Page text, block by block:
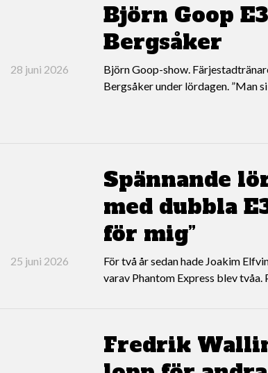
Björn Goop
Bergsåker
28 juni 2026
Björn Goop-show.
Bergsåker under lördagen. ”Man
Spännande
med dubbla
för mig”
25 juni 2026
För två år sedan hade Joakim
varav Phantom Express blev tvåa.
Fredrik